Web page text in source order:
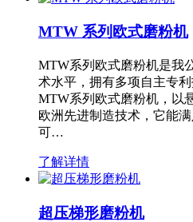
MTW 系列欧式磨粉机
MTW系列欧式磨粉机是我
术水平，拥有多项自主专
MTW系列欧式磨粉机，以
欧洲先进制造技术，它能
可…
了解详情
超压梯形磨粉机